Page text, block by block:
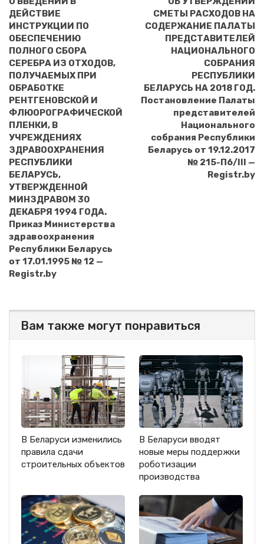
ДЕЙСТВИЕ
ИНСТРУКЦИИ ПО
ОБЕСПЕЧЕНИЮ
ПОЛНОГО СБОРА
СЕРЕБРА ИЗ ОТХОДОВ,
ПОЛУЧАЕМЫХ ПРИ
ОБРАБОТКЕ
РЕНТГЕНОВСКОЙ И
ФЛЮОРОГРАФИЧЕСКОЙ
ПЛЕНКИ, В
УЧРЕЖДЕНИЯХ
ЗДРАВООХРАНЕНИЯ
РЕСПУБЛИКИ
БЕЛАРУСЬ,
УТВЕРЖДЕННОЙ
МИНЗДРАВОМ 30
ДЕКАБРЯ 1994 ГОДА.
Приказ Министерства
здравоохранения
Республики Беларусь
от 17.01.1995 № 12 —
Registr.by
СМЕТЫ РАСХОДОВ НА
СОДЕРЖАНИЕ ПАЛАТЫ
ПРЕДСТАВИТЕЛЕЙ
НАЦИОНАЛЬНОГО
СОБРАНИЯ
РЕСПУБЛИКИ
БЕЛАРУСЬ НА 2018 ГОД.
Постановление Палаты
представителей
Национального
собрания Республики
Беларусь от 19.12.2017
№ 215-П6/III —
Registr.by
Вам также могут понравиться
В Беларуси изменились
правила сдачи
строительных объектов
В Беларуси вводят
новые меры поддержки
роботизации
производства